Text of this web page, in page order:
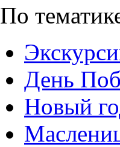
По
День
Новый